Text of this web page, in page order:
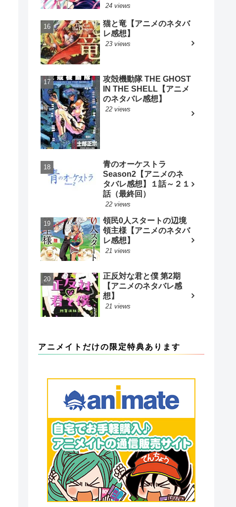
24 views
猫と竜【アニメのネタバ
レ感想】
23 views
攻殻機動隊 THE GHOST
IN THE SHELL【アニメ
のネタバレ感想】
22 views
青のオーケストラ
Season2【アニメのネ
タバレ感想】１話～２１
話（最終回）
22 views
領民0人スタートの辺境
領主様【アニメのネタバ
レ感想】
21 views
正反対な君と僕 第2期
【アニメのネタバレ感
想】
21 views
アニメイトだけの限定特典あります